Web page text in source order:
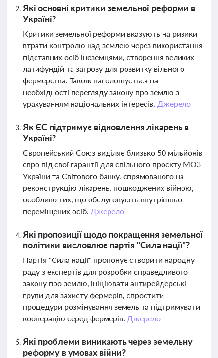
Які основні критики земельної реформи в
Україні?
Критики земельної реформи вказують на ризики
втрати контролю над землею через використання
підставних осіб іноземцями, створення великих
латифундій та загрозу для розвитку вільного
фермерства. Також наголошується на
необхідності перегляду закону про землю з
урахуванням національних інтересів. Джерело
Як ЄС підтримує відновлення лікарень в
Україні?
Європейський Союз виділяє близько 50 мільйонів
євро під свої гарантії для спільного проєкту МОЗ
України та Світового банку, спрямованого на
реконструкцію лікарень, пошкоджених війною,
особливо тих, що обслуговують внутрішньо
переміщених осіб. Джерело
Які пропозиції щодо покращення земельної
політики висловлює партія "Сила нації"?
Партія "Сила нації" пропонує створити народну
раду з експертів для розробки справедливого
закону про землю, ініціювати антирейдерські
групи для захисту фермерів, спростити
процедури розмінування земель та підтримувати
кооперацію серед фермерів. Джерело
Які проблеми виникають через земельну
реформу в умовах війни?